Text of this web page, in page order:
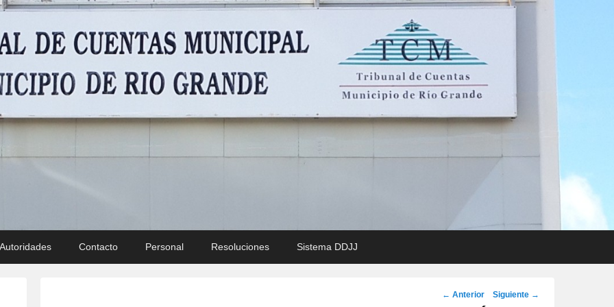
– Municipio de Rio Grande
Autoridades Contacto Personal Resoluciones Sistema DDJJ
Navegación
← Anterior Siguiente →